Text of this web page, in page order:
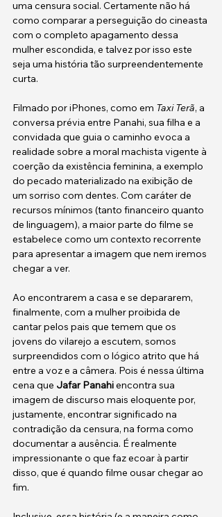
uma censura social. Certamente não há
como comparar a perseguição do cineasta
com o completo apagamento dessa
mulher escondida, e talvez por isso este
seja uma história tão surpreendentemente
curta.
Filmado por iPhones, como em Taxi Terã, a
conversa prévia entre Panahi, sua filha e a
convidada que guia o caminho evoca a
realidade sobre a moral machista vigente à
coerção da existência feminina, a exemplo
do pecado materializado na exibição de
um sorriso com dentes. Com caráter de
recursos mínimos (tanto financeiro quanto
de linguagem), a maior parte do filme se
estabelece como um contexto recorrente
para apresentar a imagem que nem iremos
chegar a ver.
Ao encontrarem a casa e se depararem,
finalmente, com a mulher proibida de
cantar pelos pais que temem que os
jovens do vilarejo a escutem, somos
surpreendidos com o lógico atrito que há
entre a voz e a câmera. Pois é nessa última
cena que Jafar Panahi encontra sua
imagem de discurso mais eloquente por,
justamente, encontrar significado na
contradição da censura, na forma como
documentar a ausência. É realmente
impressionante o que faz ecoar à partir
disso, que é quando filme ousar chegar ao
fim.